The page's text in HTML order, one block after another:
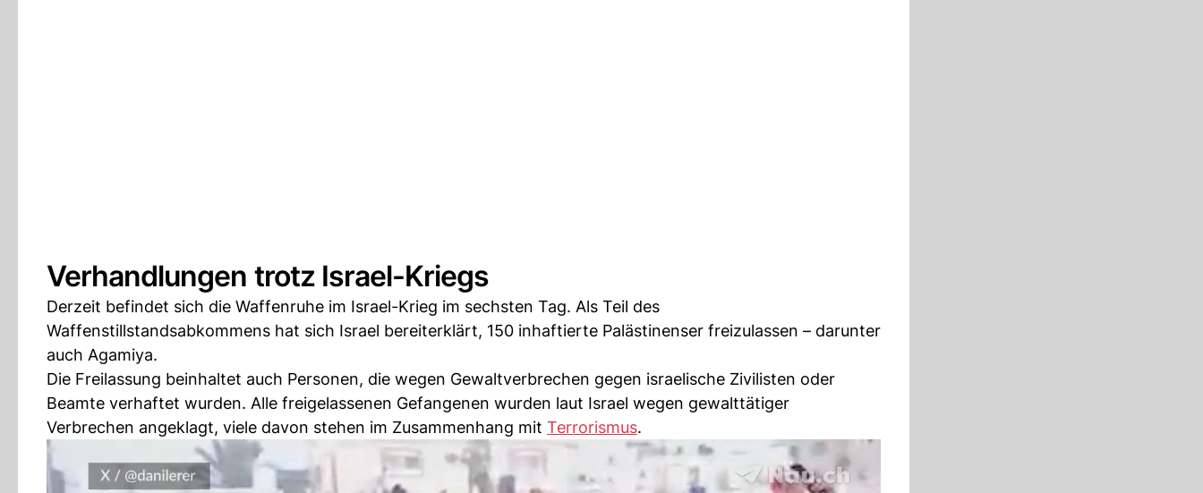
Verhandlungen trotz Israel-Kriegs
Derzeit befindet sich die Waffenruhe im Israel-Krieg im sechsten Tag. Als Teil des
Waffenstillstandsabkommens hat sich Israel bereiterklärt, 150 inhaftierte Palästinenser freizulassen – darunter
auch Agamiya.
Die Freilassung beinhaltet auch Personen, die wegen Gewaltverbrechen gegen israelische Zivilisten oder
Beamte verhaftet wurden. Alle freigelassenen Gefangenen wurden laut Israel wegen gewalttätiger
Verbrechen angeklagt, viele davon stehen im Zusammenhang mit Terrorismus.